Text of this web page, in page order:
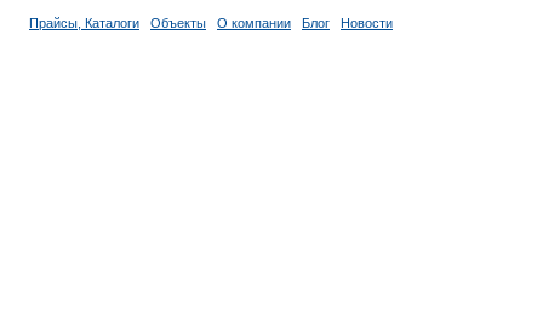
Прайсы, Каталоги Объекты О компании Блог Новости